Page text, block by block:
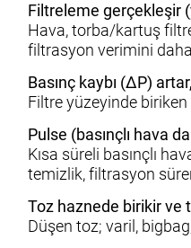
Filtreleme gerçekleşir
Hava, torba/kartuş
filtrasyon verimini
Basınç kaybı (ΔP)
Filtre yüzeyinde biriken
Pulse (basınçlı hava
Kısa süreli basınçlı
temizlik, filtrasyon
Toz haznede birikir ve
Düşen toz; varil,